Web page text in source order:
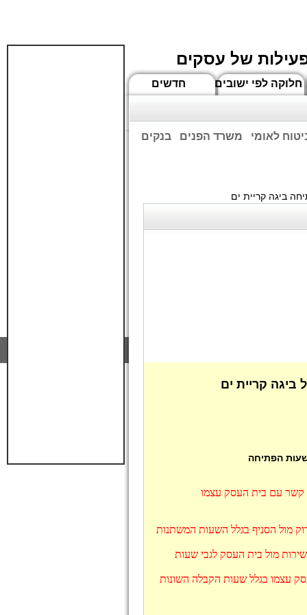
של עסקים
חדשים חלוקה לפי ישובים
בנקים משרד הפנים לאומי
ביגה קריית ים
קריית ים
הפתיחה
קשר עם בית העסק עצמו
מול הסניף בגלל השעות המשתנות
מול בית העסק לגבי שעות
עצמו בגלל שעות הקבלה השונות